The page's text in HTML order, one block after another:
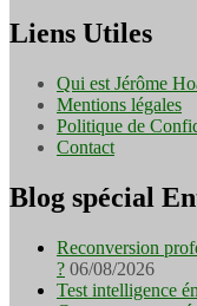
Liens Utiles
Qui est Jérôme
Mentions légales
Politique de
Contact
Blog spécial
Reconversion
? 06/08/2026
Test intelligence